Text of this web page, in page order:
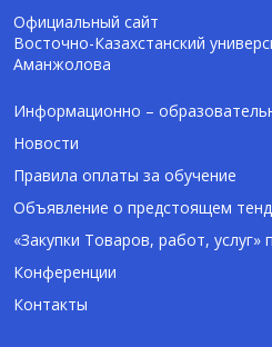
Официальный сайт
Восточно-Казахстанский
Аманжолова
Информационно –
Новости
Правила оплаты за обучение
Объявление о предстоящем
«Закупки Товаров, работ, услуг»
Конференции
Контакты
Помощник Amanzholov University
Здравствуйте! Я AI-
ВКУ им. Сарсена
на вопросы о поступлении в